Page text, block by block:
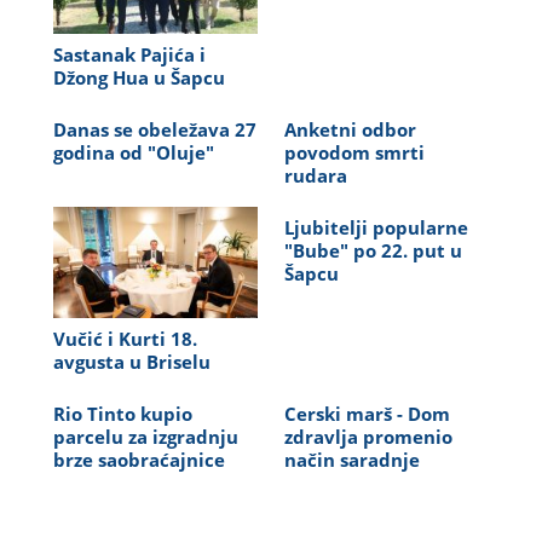
Sastanak Pajića i
Džong Hua u Šapcu
Danas se obeležava 27
godina od "Oluje"
Anketni odbor
povodom smrti
rudara
Vučić i Kurti 18.
avgusta u Briselu
Ljubitelji popularne
"Bube" po 22. put u
Šapcu
Rio Tinto kupio
parcelu za izgradnju
brze saobraćajnice
Cerski marš - Dom
zdravlja promenio
način saradnje